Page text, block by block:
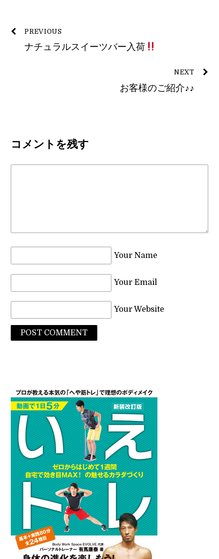
PREVIOUS
ナチュラルスイーツバー入荷
NEXT
お客様のご紹介♪♪
コメントを残す
Your Name
Your Email
Your Website